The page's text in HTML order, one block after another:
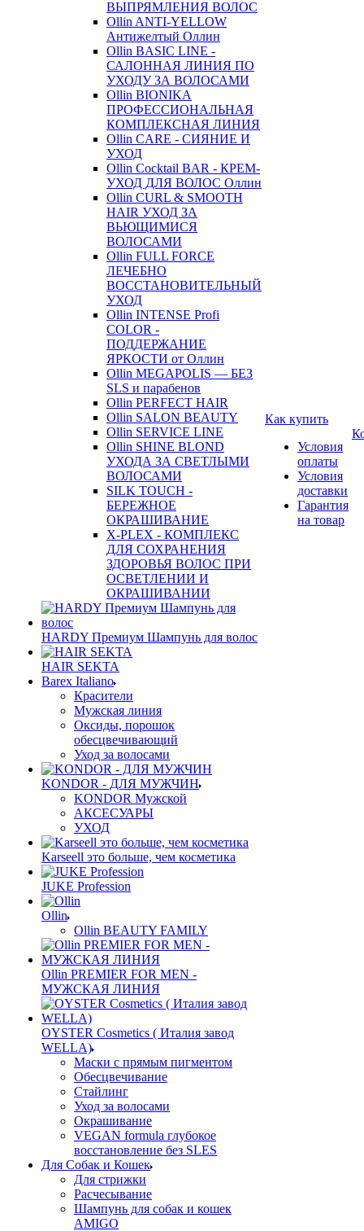
ВЫПРЯМЛЕНИЯ ВОЛОС
Ollin ANTI-YELLOW
Антижелтый Оллин
Ollin BASIC LINE -
САЛОННАЯ ЛИНИЯ ПО
УХОДУ ЗА ВОЛОСАМИ
Ollin BIONIKA
ПРОФЕССИОНАЛЬНАЯ
КОМПЛЕКСНАЯ ЛИНИЯ
Ollin CARE - СИЯНИЕ И
УХОД
Ollin Cocktail BAR - КРЕМ-
УХОД ДЛЯ ВОЛОС Оллин
Ollin CURL & SMOOTH
HAIR УХОД ЗА
ВЬЮЩИМИСЯ
ВОЛОСАМИ
Ollin FULL FORCE
ЛЕЧЕБНО
ВОССТАНОВИТЕЛЬНЫЙ
УХОД
Ollin INTENSE Profi
COLOR -
ПОДДЕРЖАНИЕ
ЯРКОСТИ от Оллин
Ollin MEGAPOLIS — БЕЗ
SLS и парабенов
Ollin PERFECT HAIR
Ollin SALON BEAUTY
Ollin SERVICE LINE
Ollin SHINE BLOND
УХОДА ЗА СВЕТЛЫМИ
ВОЛОСАМИ
SILK TOUCH -
БЕРЕЖНОЕ
ОКРАШИВАНИЕ
X-PLEX - КОМПЛЕКС
ДЛЯ СОХРАНЕНИЯ
ЗДОРОВЬЯ ВОЛОС ПРИ
ОСВЕТЛЕНИИ И
ОКРАШИВАНИИ
HARDY Премиум Шампунь для волос
HAIR SEKTA
Barex Italiano
Красители
Мужская линия
Оксиды, порошок
обесцвечивающий
Уход за волосами
KONDOR - ДЛЯ МУЖЧИН
KONDOR Мужской
АКСЕСУАРЫ
УХОД
Karseell это больше, чем косметика
JUKE Profession
Ollin
Ollin BEAUTY FAMILY
Ollin PREMIER FOR MEN -
МУЖСКАЯ ЛИНИЯ
OYSTER Cosmetics ( Италия завод
WELLA)
Маски с прямым пигментом
Обесцвечивание
Стайлинг
Уход за волосами
Окрашивание
VEGAN formula глубокое
восстановление без SLES
Для Собак и Кошек
Для стрижки
Расчесывание
Шампунь для собак и кошек
AMIGO
Как купить
Условия
оплаты
Условия
доставки
Гарантия
на товар